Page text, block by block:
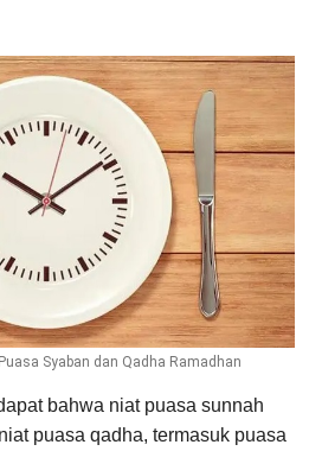
Syaban dan Qadha Ramadhan
bahwa niat puasa sunnah
puasa qadha, termasuk puasa